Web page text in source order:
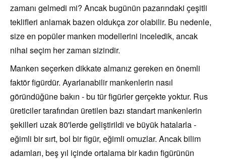
zamanı gelmedi mi? Ancak bugünün pazarındaki çeşitli
teklifleri anlamak bazen oldukça zor olabilir. Bu nedenle,
size en popüler manken modellerini inceledik, ancak
nihai seçim her zaman sizindir.
Manken seçerken dikkate almanız gereken en önemli
faktör figürdür. Ayarlanabilir mankenlerin nasıl
göründüğüne bakın - bu tür figürler gerçekte yoktur. Rus
üreticiler tarafından üretilen bazı standart mankenlerin
şekilleri uzak 80'lerde geliştirildi ve büyük hatalarla -
eğimli bir sırt, bol bir figür, eğimli omuzlar. Ancak bilim
adamları, beş yıl içinde ortalama bir kadın figürünün